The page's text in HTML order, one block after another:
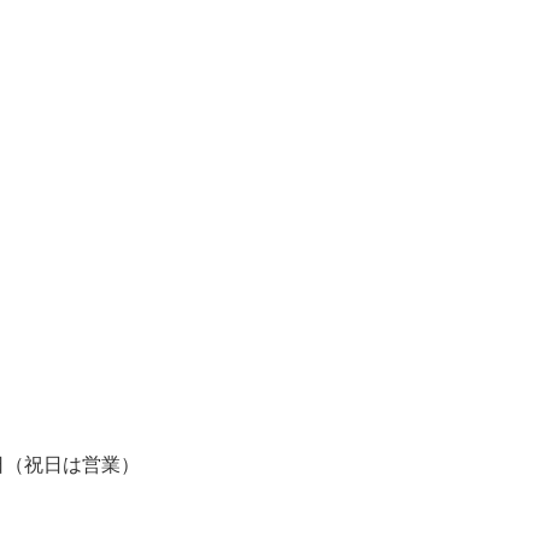
祝日は営業）